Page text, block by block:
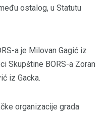
ostalog, u Statutu
a je Milovan Gagić iz
Skupštine BORS-a Zoran
iz Gacka.
organizacije grada